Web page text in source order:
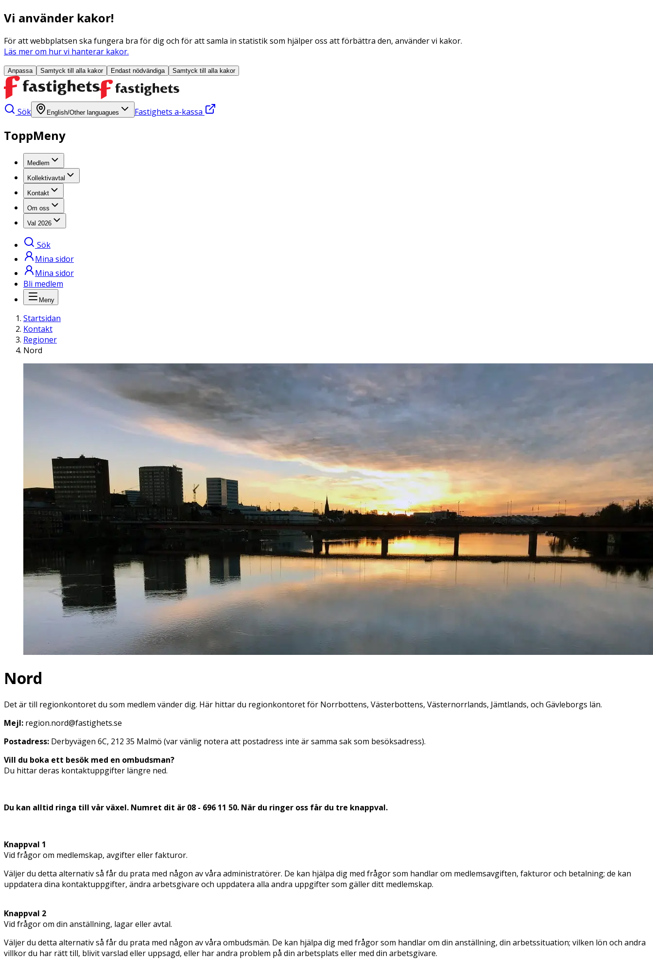
Vi använder kakor!
För att webbplatsen ska fungera bra för dig och för att samla in statistik som hjälper oss att förbättra den, använder vi kakor.
Läs mer om hur vi hanterar kakor.
Anpassa Samtyck till alla kakor Endast nödvändiga Samtyck till alla kakor
Sök English/Other languagues Fastighets a-kassa
ToppMeny
Medlem
Kollektivavtal
Kontakt
Om oss
Val 2026
Sök
Mina sidor
Mina sidor
Bli medlem
Meny
Startsidan
Kontakt
Regioner
Nord
Nord
Det är till regionkontoret du som medlem vänder dig. Här hittar du regionkontoret för Norrbottens, Västerbottens, Västernorrlands, Jämtlands, och Gävleborgs län.
Mejl: region.nord@fastighets.se
Postadress: Derbyvägen 6C, 212 35 Malmö (var vänlig notera att postadress inte är samma sak som besöksadress).
Vill du boka ett besök med en ombudsman?
Du hittar deras kontaktuppgifter längre ned.
Du kan alltid ringa till vår växel. Numret dit är 08 - 696 11 50. När du ringer oss får du tre knappval.
Knappval 1
Vid frågor om medlemskap, avgifter eller fakturor.
Väljer du detta alternativ så får du prata med någon av våra administratörer. De kan hjälpa dig med frågor som handlar om medlemsavgiften, fakturor och betalning; de kan
uppdatera dina kontaktuppgifter, ändra arbetsgivare och uppdatera alla andra uppgifter som gäller ditt medlemskap.
Knappval 2
Vid frågor om din anställning, lagar eller avtal.
Väljer du detta alternativ så får du prata med någon av våra ombudsmän. De kan hjälpa dig med frågor som handlar om din anställning, din arbetssituation; vilken lön och andra
villkor du har rätt till, blivit varslad eller uppsagd, eller har andra problem på din arbetsplats eller med din arbetsgivare.